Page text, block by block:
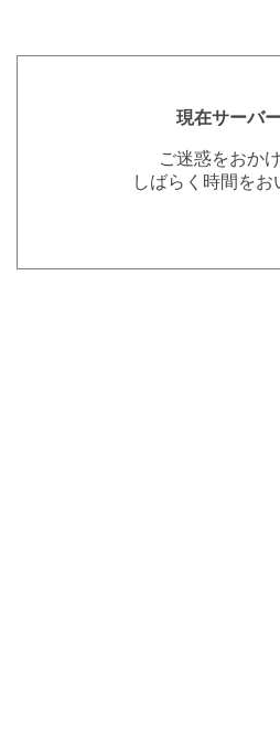
現在サーバ
ご迷惑をおか
しばらく時間を